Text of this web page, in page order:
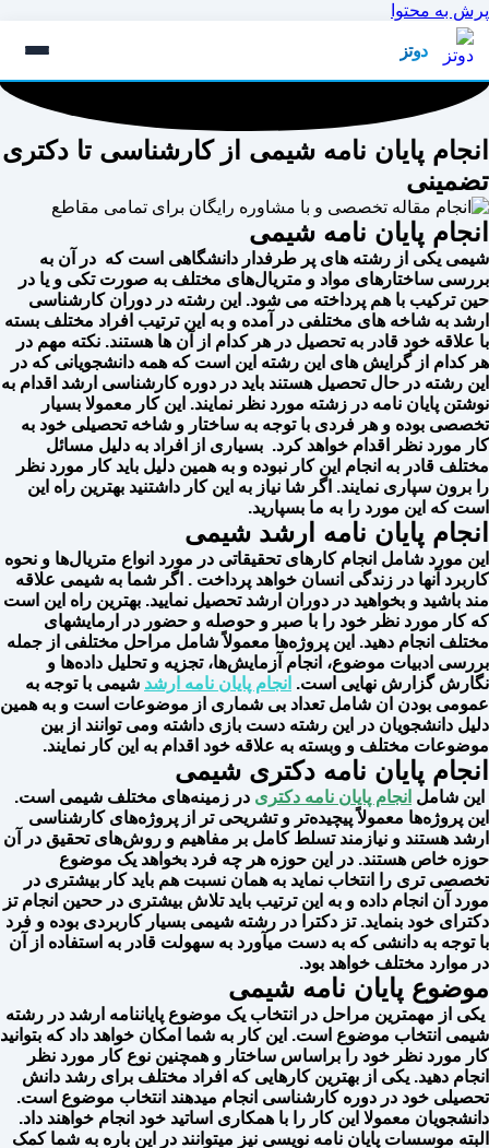
پرش به محتوا
دوتز
انجام پایان نامه شیمی از کارشناسی تا دکتری
تضمینی
انجام پایان نامه شیمی
شیمی یکی از رشته های پر طرفدار دانشگاهی است که در آن به
بررسی ساختارهای مواد و متریال‌های مختلف به صورت تکی و یا در
حین ترکیب با هم پرداخته می شود. این رشته در دوران کارشناسی
ارشد به شاخه های مختلفی در آمده و به این ترتیب افراد مختلف بسته
با علاقه خود قادر به تحصیل در هر کدام از آن ها هستند. نکته مهم در
هر کدام از گرایش های این رشته این است که همه دانشجویانی که در
این رشته در حال تحصیل هستند باید در دوره کارشناسی ارشد اقدام به
نوشتن پایان نامه در زشته مورد نظر نمایند. این کار معمولا بسیار
تخصصی بوده و هر فردی با توجه به ساختار و شاخه تحصیلی خود به
کار مورد نظر اقدام خواهد کرد. بسیاری از افراد به دلیل مسائل
مختلف قادر به انجام این کار نبوده و به همین دلیل باید کار مورد نظر
را برون سپاری نمایند. اگر شا نیاز به این کار داشتنید بهترین راه این
است که این مورد را به ما بسپارید.
انجام پایان نامه ارشد شیمی
این مورد شامل انجام کارهای تحقیقاتی در مورد انواع متریال‌ها و نحوه
کاربرد آنها در زندگی انسان خواهد پرداخت . اگر شما به شیمی علاقه
مند باشید و بخواهید در دوران ارشد تحصیل نمایید. بهترین راه این است
که کار مورد نظر خود را با صبر و حوصله و حضور در ارمایشهای
مختلف انجام دهید. این پروژه‌ها معمولاً شامل مراحل مختلفی از جمله
بررسی ادبیات موضوع، انجام آزمایش‌ها، تجزیه و تحلیل داده‌ها و
نگارش گزارش نهایی است. انجام پایان نامه ارشد شیمی با توجه به
عمومی بودن ان شامل تعداد بی شماری از موضوعات است و به همین
دلیل دانشجویان در این رشته دست بازی داشته ومی توانند از بین
موضوعات مختلف و وبسته به علاقه خود اقدام به این کار نمایند.
انجام پایان نامه دکتری شیمی
این شامل انجام پایان نامه دکتری در زمینه‌های مختلف شیمی است.
این پروژه‌ها معمولاً پیچیده‌تر و تشریحی تر از پروژه‌های کارشناسی
ارشد هستند و نیازمند تسلط کامل بر مفاهیم و روش‌های تحقیق در آن
حوزه خاص هستند. در این حوزه هر چه فرد بخواهد یک موضوع
تخصصی تری را انتخاب نماید به همان نسبت هم باید کار بیشتری در
مورد آن انجام داده و به این ترتیب باید تلاش بیشتری در ححین انجام تز
دکترای خود بنماید. تز دکترا در رشته شیمی بسیار کاربردی بوده و فرد
با توجه به دانشی که به دست میآورد به سهولت قادر به استفاده از آن
در موارد مختلف خواهد بود.
موضوع پایان نامه شیمی
یکی از مهمترین مراحل در انتخاب یک موضوع پایاننامه ارشد در رشته
شیمی انتخاب موضوع است. این کار به شما امکان خواهد داد که بتوانید
کار مورد نظر خود را براساس ساختار و همچنین نوع کار مورد نظر
انجام دهید. یکی از بهترین کارهایی که افراد مختلف برای رشد دانش
تحصیلی خود در دوره کارشناسی انجام میدهند انتخاب موضوع است.
دانشجویان معمولا این کار را با همکاری اساتید خود انجام خواهند داد.
البته موسسات پایان نامه نویسی نیز میتوانند در این باره به شما کمک